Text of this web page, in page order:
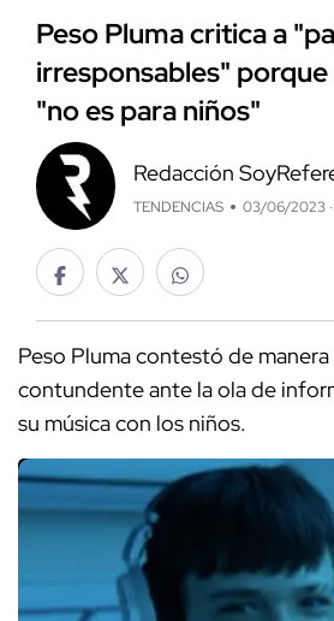
Peso Pluma critica a
irresponsables" porque
"no es para niños"
Redacción
TENDENCIAS 03/06/2023 ·
Peso Pluma contestó de manera
contundente ante la ola de
su música con los niños.